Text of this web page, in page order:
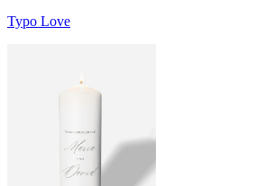
Typo Love